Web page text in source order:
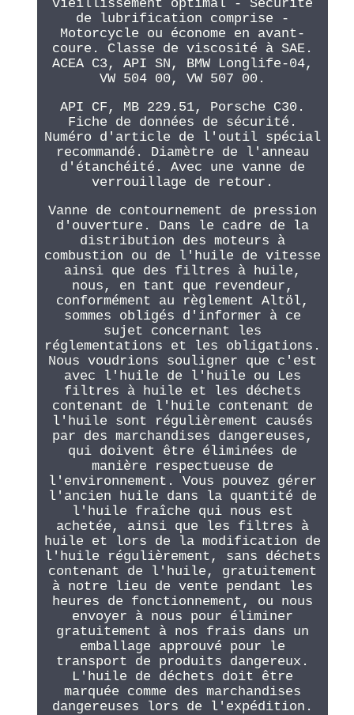
vieillissement optimal - Sécurité
de lubrification comprise -
Motorcycle ou économe en avant-
coure. Classe de viscosité à SAE.
ACEA C3, API SN, BMW Longlife-04,
VW 504 00, VW 507 00.
API CF, MB 229.51, Porsche C30.
Fiche de données de sécurité.
Numéro d'article de l'outil spécial
recommandé. Diamètre de l'anneau
d'étanchéité. Avec une vanne de
verrouillage de retour.
Vanne de contournement de pression
d'ouverture. Dans le cadre de la
distribution des moteurs à
combustion ou de l'huile de vitesse
ainsi que des filtres à huile,
nous, en tant que revendeur,
conformément au règlement Altöl,
sommes obligés d'informer à ce
sujet concernant les
réglementations et les obligations.
Nous voudrions souligner que c'est
avec l'huile de l'huile ou Les
filtres à huile et les déchets
contenant de l'huile contenant de
l'huile sont régulièrement causés
par des marchandises dangereuses,
qui doivent être éliminées de
manière respectueuse de
l'environnement. Vous pouvez gérer
l'ancien huile dans la quantité de
l'huile fraîche qui nous est
achetée, ainsi que les filtres à
huile et lors de la modification de
l'huile régulièrement, sans déchets
contenant de l'huile, gratuitement
à notre lieu de vente pendant les
heures de fonctionnement, ou nous
envoyer à nous pour éliminer
gratuitement à nos frais dans un
emballage approuvé pour le
transport de produits dangereux.
L'huile de déchets doit être
marquée comme des marchandises
dangereuses lors de l'expédition.